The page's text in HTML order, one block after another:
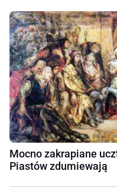
Mocno zakrapiane
Piastów zdumiewają